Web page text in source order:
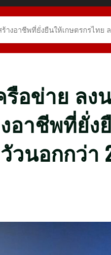
างอาชีพที่ยั่งยืนให้เกษตรกรไทย
อข่าย ลง
งอาชีพที่ยั่
วนอกกว่า